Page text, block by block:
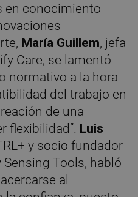
en conocimiento
María Guillem, jefa
Care, se lamentó
normativo a la hora
del trabajo en
de una
flexibilidad”. Luis
y socio fundador
Tools, habló
al